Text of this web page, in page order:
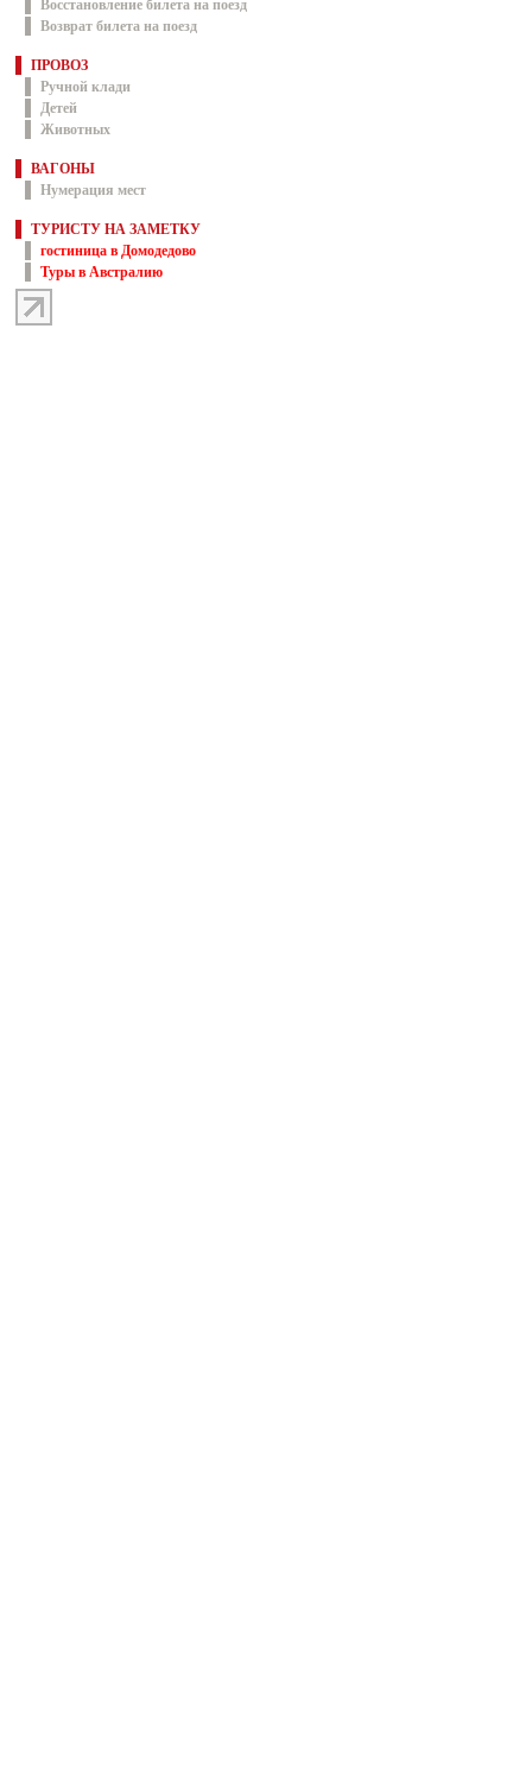
Восстановление билета на поезд
Возврат билета на поезд
ПРОВОЗ
Ручной клади
Детей
Животных
ВАГОНЫ
Нумерация мест
ТУРИСТУ НА ЗАМЕТКУ
гостиница в Домодедово
Туры в Австралию